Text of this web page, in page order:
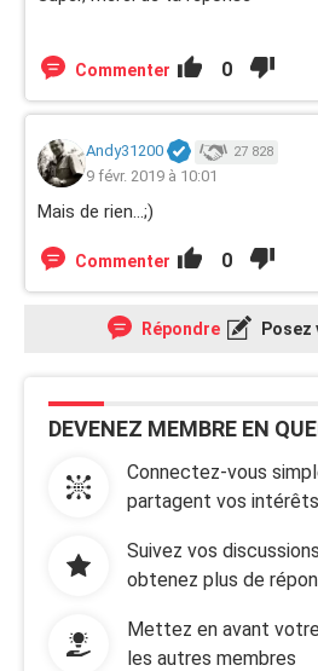
Commenter 0
Andy31200 27 828
9 févr. 2019 à 10:01
Mais de rien...;)
Commenter 0
Répondre
DEVENEZ MEMBRE EN
Connectez-vous
partagent vos intérêts
Suivez vos
obtenez plus de
Mettez en avant
les autres membres